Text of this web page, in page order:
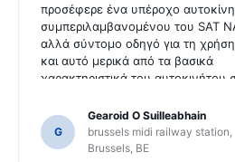
προσέφερε ένα υπέροχο
συμπεριλαμβανομένου του SAT
αλλά σύντομο οδηγό για τη
και αυτό μερικά από τα βασικά
χαρακτηριστικά του αυτοκινήτου
αυτόν τον πελάτη. Έπρεπε να
ζητήσουμε από πολλούς ντόπιους
καθοδήγηση και μόνο για αυτό
G
Gearoid O Suilleabhain
brussels midi railway station,
Brussels, BE